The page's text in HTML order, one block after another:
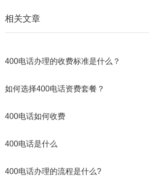
相关文章
400电话办理的收费标准是什么？
如何选择400电话资费套餐？
400电话如何收费
400电话是什么
400电话办理的流程是什么?